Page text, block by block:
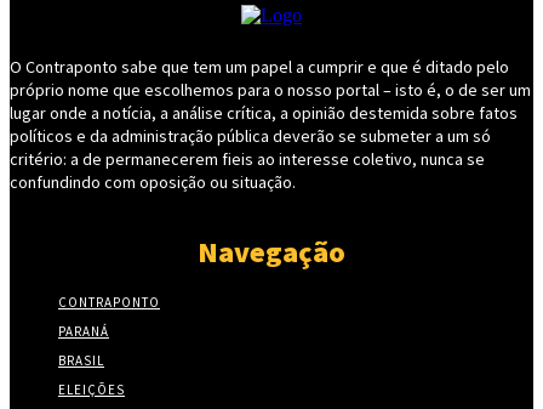
O Contraponto sabe que tem um papel a cumprir e que é ditado pelo
próprio nome que escolhemos para o nosso portal – isto é, o de ser um
lugar onde a notícia, a análise crítica, a opinião destemida sobre fatos
políticos e da administração pública deverão se submeter a um só
critério: a de permanecerem fieis ao interesse coletivo, nunca se
confundindo com oposição ou situação.
Navegação
CONTRAPONTO
PARANÁ
BRASIL
ELEIÇÕES